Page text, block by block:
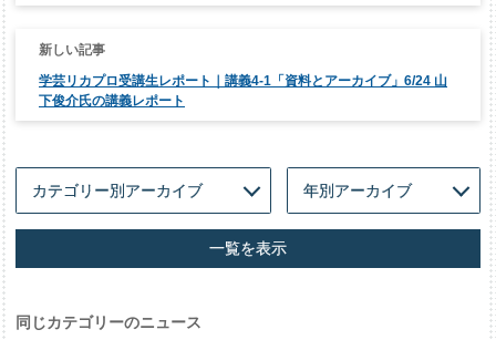
ョ
学芸リカプロ受講生レポート｜講義4-1「資料とアーカイブ」6/24 山
下俊介氏の講義レポート
一覧を表示
同じカテゴリーのニュース